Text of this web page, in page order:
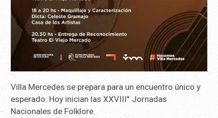
Villa Mercedes se prepara para un encuentro único y
esperado. Hoy inician las XXVIII° Jornadas
Nacionales de Folklore.